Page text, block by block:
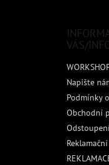
VÁS/
Napište
Podmínky
Obchodní